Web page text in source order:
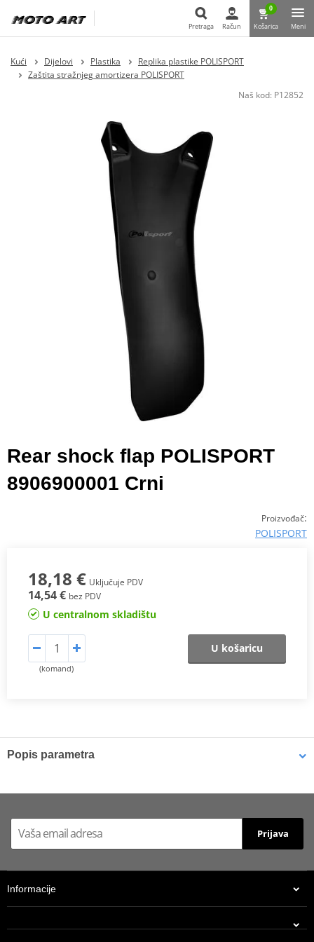
Pretraga Račun
0
Košarica Meni
Kući Dijelovi Plastika
Replika plastike POLISPORT
Zaštita stražnjeg amortizera POLISPORT
Naš kod: P12852
Rear shock flap POLISPORT
8906900001 Crni
Proizvođač:
POLISPORT
18,18 € Uključuje PDV
14,54 € bez PDV
U centralnom skladištu
(komand)
U košaricu
Popis parametra
Prijava
Informacije